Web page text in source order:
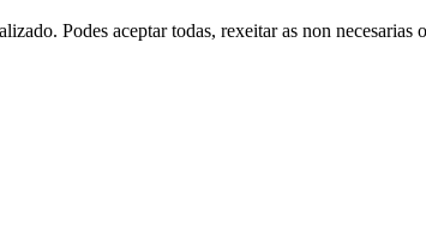
Podes aceptar todas, rexeitar as non